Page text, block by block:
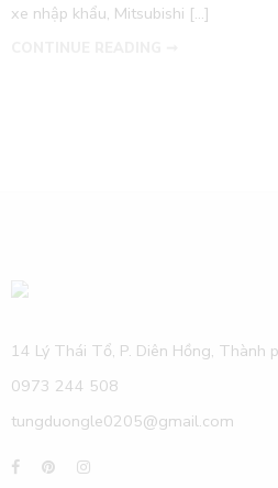
xe nhập khẩu, Mitsubishi […]
14 Lý Thái Tổ, P. Diên Hồng, Thành
0973 244 508
tungduongle0205@gmail.com